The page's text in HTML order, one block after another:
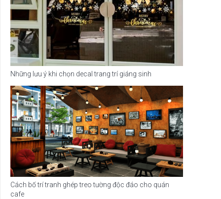
Những lưu ý khi chọn decal trang trí giáng sinh
Cách bố trí tranh ghép treo tường độc đáo cho quán
cafe